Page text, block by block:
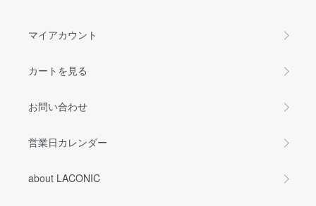
マイアカウント
カートを見る
お問い合わせ
営業日カレンダー
about LACONIC